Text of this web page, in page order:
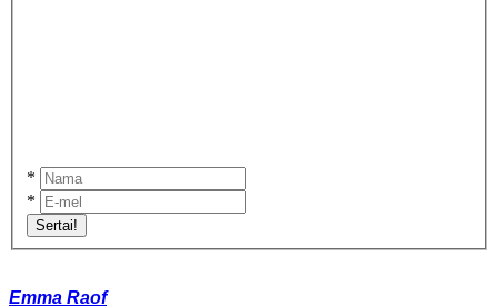
*
*
Sertai!
Emma Raof